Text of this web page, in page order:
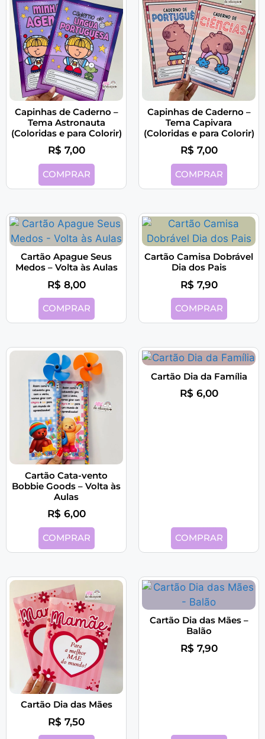
Capinhas de Caderno –
Tema Astronauta
(Coloridas e para Colorir)
R$ 7,00
COMPRAR
Capinhas de Caderno –
Tema Capivara
(Coloridas e para Colorir)
R$ 7,00
COMPRAR
Cartão Apague Seus
Medos – Volta às Aulas
R$ 8,00
COMPRAR
Cartão Camisa Dobrável
Dia dos Pais
R$ 7,90
COMPRAR
Cartão Cata-vento
Bobbie Goods – Volta às
Aulas
R$ 6,00
COMPRAR
Cartão Dia da Família
R$ 6,00
COMPRAR
Cartão Dia das Mães
R$ 7,50
Cartão Dia das Mães –
Balão
R$ 7,90